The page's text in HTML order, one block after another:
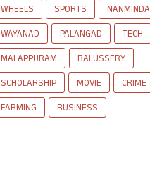
WHEELS
SPORTS
NANMINDA
WAYANAD
PALANGAD
TECH
MALAPPURAM
BALUSSERY
SCHOLARSHIP
MOVIE
CRIME
FARMING
BUSINESS